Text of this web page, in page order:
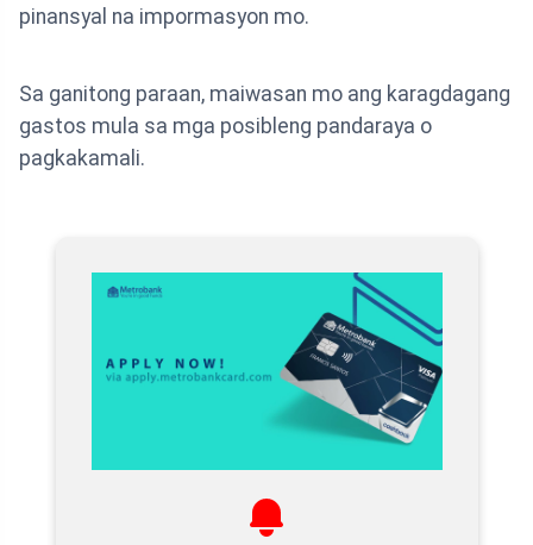
pinansyal na impormasyon mo.
Sa ganitong paraan, maiwasan mo ang karagdagang
gastos mula sa mga posibleng pandaraya o
pagkakamali.